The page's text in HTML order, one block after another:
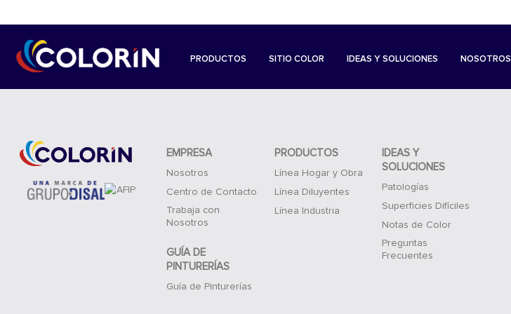
PRODUCTOS SITIO COLOR IDEAS Y SOLUCIONES NOSOTROS
EMPRESA
Nosotros
Centro de Contacto
Trabaja con
Nosotros
GUÍA DE
PINTURERÍAS
Guía de Pinturerías
PRODUCTOS
Línea Hogar y Obra
Línea Diluyentes
Línea Industria
IDEAS Y
SOLUCIONES
Patologías
Superficies Difíciles
Notas de Color
Preguntas
Frecuentes